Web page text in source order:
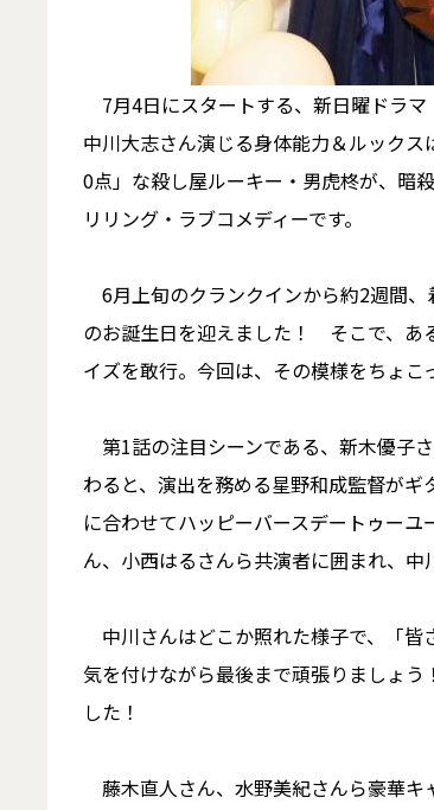
7月4日にスタートする、新日曜ドラマ
中川大志さん演じる身体能力＆ルック
0点」な殺し屋ルーキー・男虎柊が、暗
リリング・ラブコメディーです。
6月上旬のクランクインから約2週間
のお誕生日を迎えました！ そこで、あ
イズを敢行。今回は、その模様をちょこ
第1話の注目シーンである、新木優子
わると、演出を務める星野和成監督が
に合わせてハッピーバースデートゥー
ん、小西はるさんら共演者に囲まれ、中
中川さんはどこか照れた様子で、「
気を付けながら最後まで頑張りましょ
した！
藤木直人さん、水野美紀さんら豪華キ